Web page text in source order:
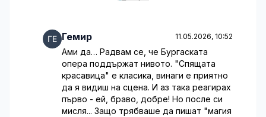
Гемир 11.05.2026, 10:52
Ами да… Радвам се, че Бургаската
опера поддържат нивото. "Спящата
красавица" е класика, винаги е приятно
да я видиш на сцена. И аз така реагирах
първо - ей, браво, добре! Но после си
мисля... Защо трябваше да пишат "магия